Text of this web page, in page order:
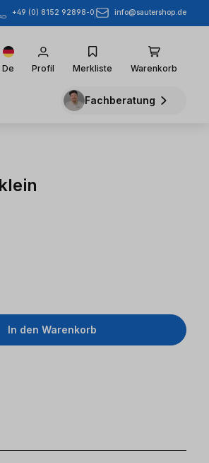
+49 (0) 8152 92898-0 info@sautershop.de
De Profil Merkliste Warenkorb
Fachberatung
In den Warenkorb